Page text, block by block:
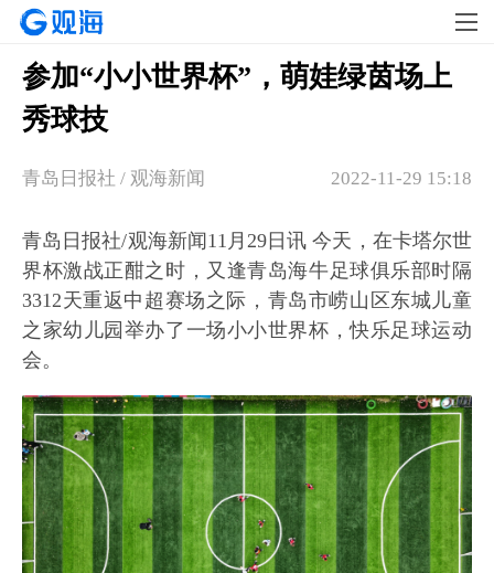
参加“小小世界杯”，萌娃绿茵场上
秀球技
2022-11-29 15:18
青岛日报社 / 观海新闻
青岛日报社/观海新闻11月29日讯 今天，在卡塔尔世
界杯激战正酣之时，又逢青岛海牛足球俱乐部时隔
3312天重返中超赛场之际，青岛市崂山区东城儿童
之家幼儿园举办了一场小小世界杯，快乐足球运动
会。